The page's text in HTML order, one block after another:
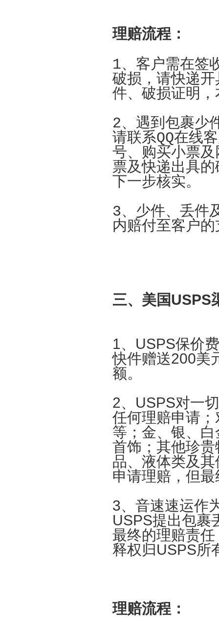
理赔流程：
1、客户需在签
破损，请快递
件、破损证明
2、遇到包裹少
请联系QQ在线
号、购买小票
票及快递出具
下一步核实。
3、少件、丢件
内赔付至客户
三、美国USPS
1、 USPS保价
快件赠送200美
额。
2、 USPS对一
任何理赔申请
等；金、银、
首饰；其他珍
品、液体类及
申请理赔，但
3、音速速运作
USPS提出包裹
最终的理赔责
释权归USPS所
理赔流程：